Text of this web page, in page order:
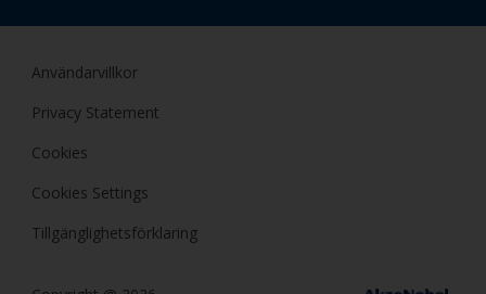
Användarvillkor
Privacy Statement
Cookies
Cookies Settings
Tillgänglighetsförklaring